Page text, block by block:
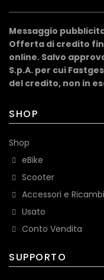
Messaggio
Offerta di credito
online. Salvo
S.p.A. per cui
del credito, non in
SHOP
Shop
eBike
Scooter
Accessori e Ricambi
Usato
Conto Vendita
SUPPORTO